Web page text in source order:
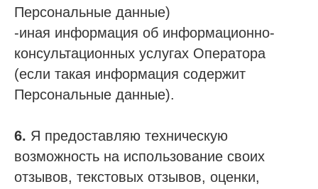
Персональные данные)
-иная информация об информационно-
консультационных услугах Оператора
(если такая информация содержит
Персональные данные).
6. Я предоставляю техническую
возможность на использование своих
отзывов, текстовых отзывов, оценки,